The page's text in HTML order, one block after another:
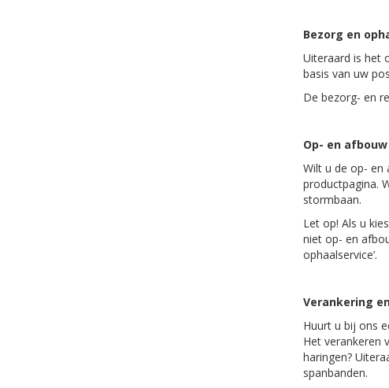
Bezorg en
Uiteraard is het
basis van uw
De bezorg- en
Op- en afbouw
Wilt u de op- en
productpagina.
stormbaan.
Let op! Als u
niet op- en
ophaalservice’.
Verankering
Huurt u bij ons
Het verankeren
haringen?
spanbanden.